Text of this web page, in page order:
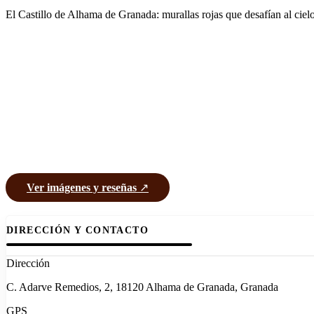
El Castillo de Alhama de Granada: murallas rojas que desafían al
Ver imágenes y reseñas ↗
DIRECCIÓN Y CONTACTO
Dirección
C. Adarve Remedios, 2, 18120 Alhama de Granada, Granada
GPS